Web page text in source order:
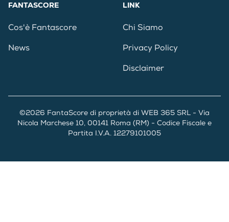
FANTASCORE
Cos'è Fantascore
News
LINK
Chi Siamo
Privacy Policy
Disclaimer
©2026 FantaScore di proprietà di WEB 365 SRL - Via
Nicola Marchese 10, 00141 Roma (RM) - Codice Fiscale e
Partita I.V.A. 12279101005